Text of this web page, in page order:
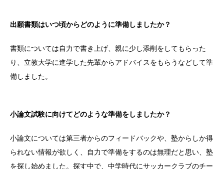
出願書類はいつ頃からどのように準備しましたか？
書類については自力で書き上げ、親に少し添削をしてもらった
り、立教大学に進学した先輩からアドバイスをもらうなどして準
備しました。
小論文試験に向けてどのような準備をしましたか？
小論文については第三者からのフィードバックや、塾からしか得
られない情報が欲しく、自力で準備をするのは無理だと思い、塾
を探し始めました。探す中で、中学時代にサッカークラブのチー